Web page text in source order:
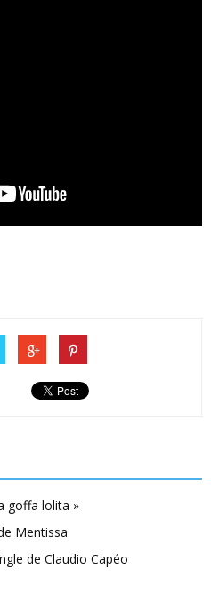
goffa lolita »
Mentissa
de Claudio Capéo